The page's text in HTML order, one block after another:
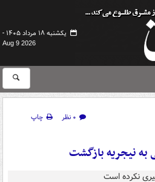
یکشنبه ۱۸ مرداد ۱۴۰۵ -
Aug 9 2026
۰ نظر
چاپ
به نیجریه بازگشت